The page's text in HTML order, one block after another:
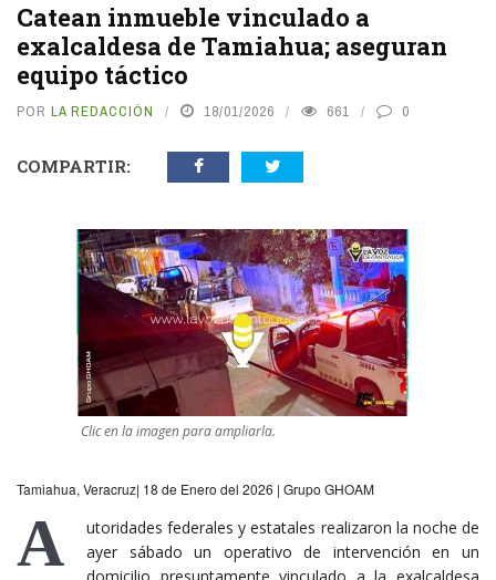
Catean inmueble vinculado a
exalcaldesa de Tamiahua; aseguran
equipo táctico
POR LA REDACCIÓN 18/01/2026 661 0
COMPARTIR:
Clic en la imagen para ampliarla.
Tamiahua, Veracruz| 18 de Enero del 2026 | Grupo GHOAM
A
utoridades federales y estatales realizaron la noche de
ayer sábado un operativo de intervención en un
domicilio presuntamente vinculado a la exalcaldesa